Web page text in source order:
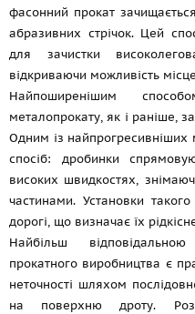
фасонний прокат
абразивних стрічок. Цей
для зачистки
відкриваючи можливість
Найпоширенішим
металопрокату, як і раніше,
Одним із
спосіб: дробинки
високих швидкостях,
частинами. Установки
дорогі, що визначає їх
Найбільш
прокатного виробництва є
неточності шляхом
на поверхню дроту.